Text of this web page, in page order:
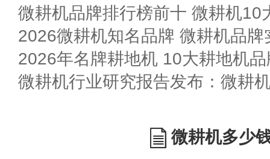
微耕机品牌排行榜前十 微耕机10
2026微耕机知名品牌 微耕机品牌
2026年名牌耕地机 10大耕地机
微耕机行业研究报告发布：微耕
微耕机多少